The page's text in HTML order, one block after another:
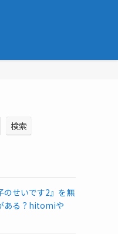
検索
せいです2』を無
ある？hitomiや